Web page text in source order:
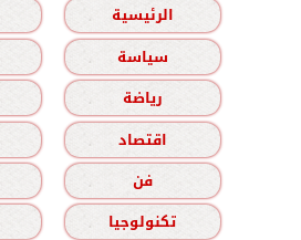
الرئيسية
سياسة
رياضة
اقتصاد
فن
تكنولوجيا